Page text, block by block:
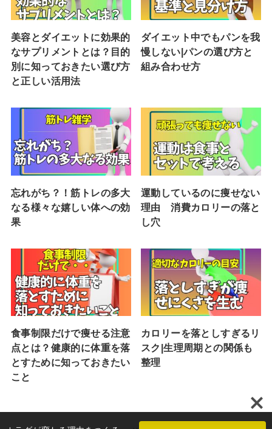
美容とダイエットに効果的
なサプリメントとは？目的
別に知っておきたい選び方
と正しい活用法
ダイエット中でもパンを我
慢しない|パンの選び方と
組み合わせ方
忘れがち？！筋トレの多大
なる様々な嬉しい体への効
果
運動しているのに痩せない
理由 消費カロリーの落と
し穴
食事制限だけで痩せる注意
点とは？健康的に体重を落
とすために知っておきたい
こと
カロリーを落としすぎるリ
スク|生理周期との関係も
整理